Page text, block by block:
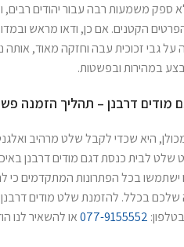
משמעות רבה עבור יהודים רבים,
הקטנים. אם כן, ודאו מראש
גבי זכוכית עבה וחזקה מאוד, אותה
במהירות ובפשטות.
מודים דרבנן – תהליך הזמנה
היא שכדי לקבל שלט מרהיב
שלט לבית כנסת דגם מודים דרבנן
ישתמשו בכל הפתרונות המתקדמים כי
בכלל. להזמנת שלט מודים דרבנן
077-9155552או להשאיר לנו